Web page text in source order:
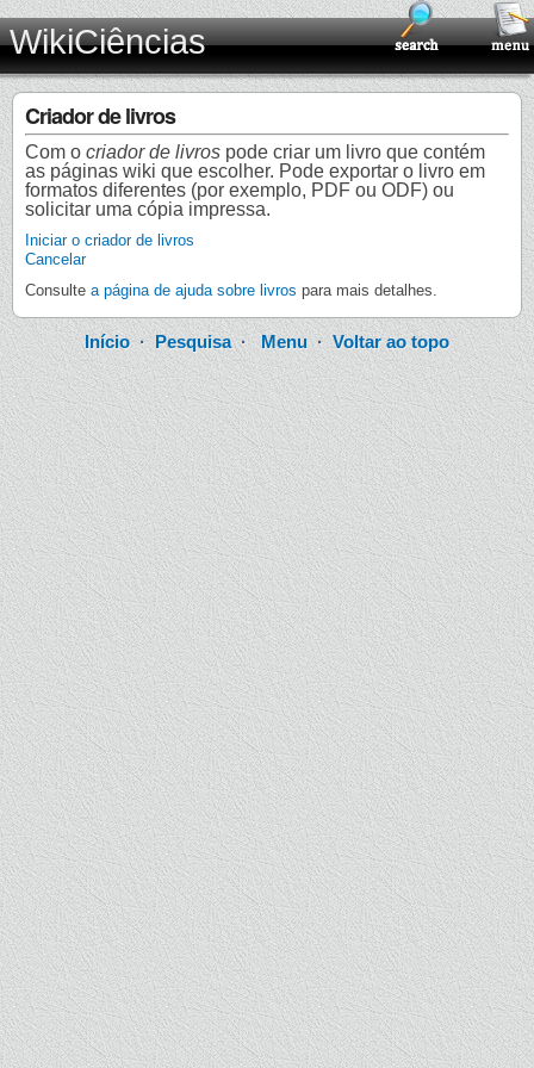
WikiCiências
Criador de livros
Com o criador de livros pode criar um livro que contém
as páginas wiki que escolher. Pode exportar o livro em
formatos diferentes (por exemplo, PDF ou ODF) ou
solicitar uma cópia impressa.
Iniciar o criador de livros
Cancelar
Consulte a página de ajuda sobre livros para mais detalhes.
Início· Pesquisa·Menu · Voltar ao topo